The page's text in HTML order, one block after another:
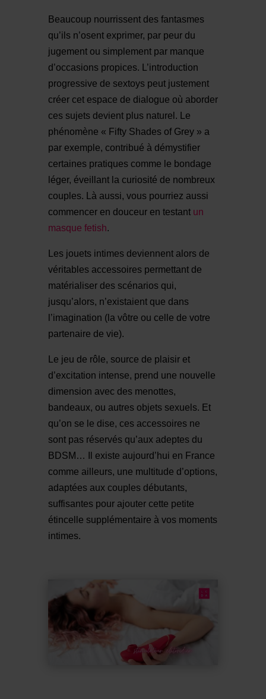
Beaucoup nourrissent des fantasmes
qu’ils n’osent exprimer, par peur du
jugement ou simplement par manque
d’occasions propices. L’introduction
progressive de sextoys peut justement
créer cet espace de dialogue où aborder
ces sujets devient plus naturel. Le
phénomène « Fifty Shades of Grey » a
par exemple, contribué à démystifier
certaines pratiques comme le bondage
léger, éveillant la curiosité de nombreux
couples. Là aussi, vous pourriez aussi
commencer en douceur en testant un
masque fetish.
Les jouets intimes deviennent alors de
véritables accessoires permettant de
matérialiser des scénarios qui,
jusqu’alors, n’existaient que dans
l’imagination (la vôtre ou celle de votre
partenaire de vie).
Le jeu de rôle, source de plaisir et
d’excitation intense, prend une nouvelle
dimension avec des menottes,
bandeaux, ou autres objets sexuels. Et
qu’on se le dise, ces accessoires ne
sont pas réservés qu’aux adeptes du
BDSM… Il existe aujourd’hui en France
comme ailleurs, une multitude d’options,
adaptées aux couples débutants,
suffisantes pour ajouter cette petite
étincelle supplémentaire à vos moments
intimes.